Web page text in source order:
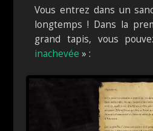
Vous entrez dans un
longtemps ! Dans la
grand tapis, vous
inachevée » :